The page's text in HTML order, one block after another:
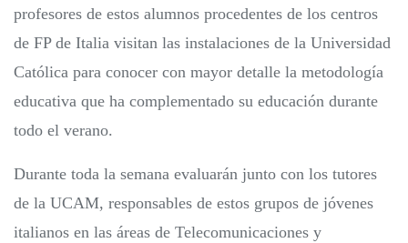
profesores de estos alumnos procedentes de los centros
de FP de Italia visitan las instalaciones de la Universidad
Católica para conocer con mayor detalle la metodología
educativa que ha complementado su educación durante
todo el verano.
Durante toda la semana evaluarán junto con los tutores
de la UCAM, responsables de estos grupos de jóvenes
italianos en las áreas de Telecomunicaciones y